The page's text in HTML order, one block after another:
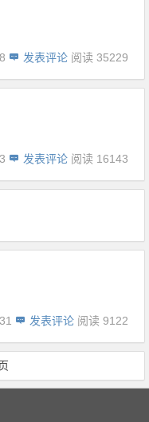
发表评论 阅读 35229
发表评论 阅读 16143
发表评论 阅读 9122